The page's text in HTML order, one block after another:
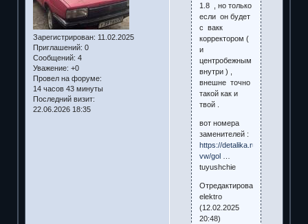
Зарегистрирован: 11.02.2025
Приглашений: 0
Сообщений: 4
Уважение: +0
Провел на форуме:
14 часов 43 минуты
Последний визит:
22.06.2026 18:35
1.8 , но только
если он будет
с вакк
корректором (
и
центробежным
внутри ) ,
внешне точно
такой как и
твой .
вот номера
заменителей :
https://detalika.ru/zapchasti/na-
vw/gol
tuyushchie
Отредактировано
elektro
(12.02.2025
20:48)